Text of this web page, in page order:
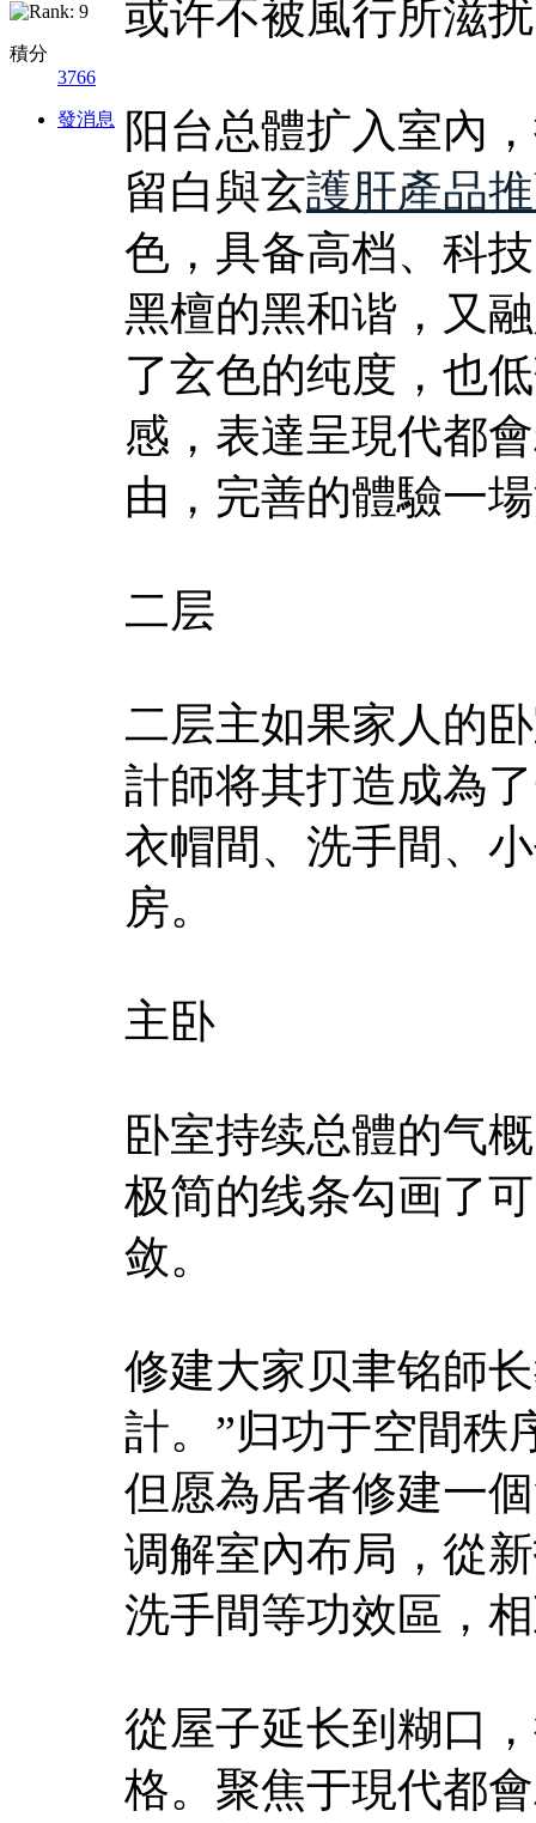
積分
3766
發消息
或许不被風行所滋
阳台总體扩入室內
留白與玄護肝產品
色，具备高档、科
黑檀的黑和谐，又
了玄色的纯度，也
感，表達呈現代都
由，完善的體驗一
二层
二层主如果家人的
計師将其打造成為
衣帽間、洗手間、
房。
主卧
卧室持续总體的气
极简的线条勾画了
敛。
修建大家贝聿铭師
計。”归功于空間秩
但愿為居者修建一
调解室內布局，從
洗手間等功效區，
從屋子延长到糊口
格。聚焦于現代都